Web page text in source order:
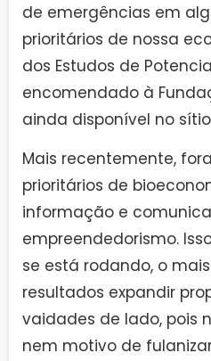
de emergências em
prioritários de nossa
dos Estudos de
encomendado à
ainda disponível no
Mais recentemente,
prioritários de
informação e
empreendedorismo.
se está rodando, o
resultados expandir
vaidades de lado, pois
nem motivo de